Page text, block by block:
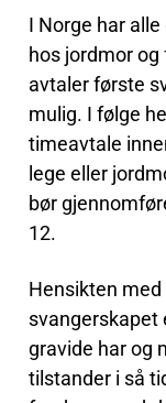
I Norge har
hos jordmor
avtaler første
mulig. I følge
timeavtale
lege eller
bør
12.
Hensikten
svangerskapet
gravide har og
tilstander i så